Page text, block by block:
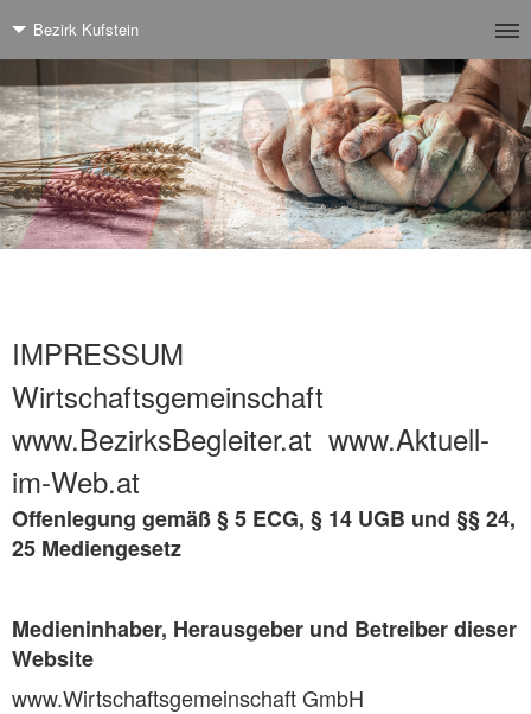
Bezirk Kufstein
IMPRESSUM
Wirtschaftsgemeinschaft
www.BezirksBegleiter.at www.Aktuell-
im-Web.at
Offenlegung gemäß § 5 ECG, § 14 UGB und §§ 24,
25 Mediengesetz
Medieninhaber, Herausgeber und Betreiber dieser
Website
www.Wirtschaftsgemeinschaft GmbH